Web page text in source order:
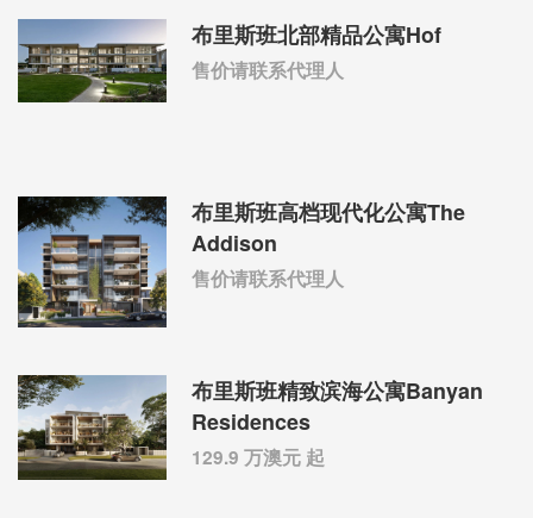
布里斯班北部精品公寓Hof
售价请联系代理人
布里斯班高档现代化公寓The
Addison
售价请联系代理人
布里斯班精致滨海公寓Banyan
Residences
129.9 万澳元 起